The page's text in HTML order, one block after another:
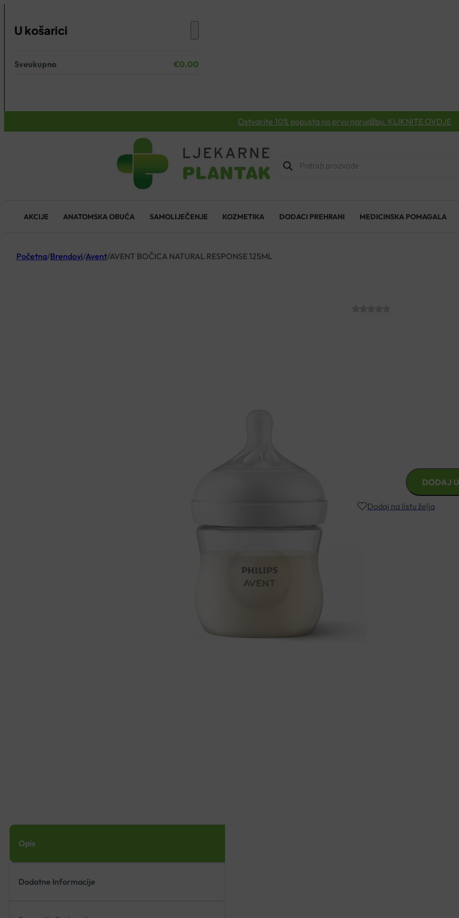
U košarici
Nema proizvoda u košarici.
Sveukupno €0.00
Ostvarite 10% popusta na prvu narudžbu. KLIKNITE OVDJE
Products
search
AKCIJE ANATOMSKA OBUĆA SAMOLIJEČENJE KOZMETIKA DODACI PREHRANI MEDICINSKA POMAGALA
Početna/Brendovi/Avent/AVENT BOČICA NATURAL RESPONSE 125ML
NATURAL
DODAJ
Dodaj na listu želja
Opis
Dodatne Informacije